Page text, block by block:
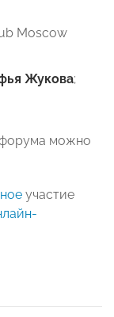
Moscow
Жукова;
можно
участие